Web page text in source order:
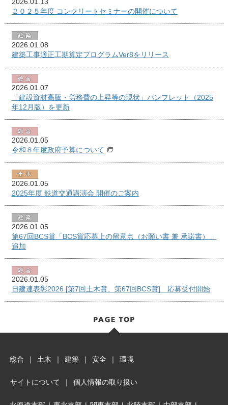
２０２５年度 コンクリートセミナーの開催について
2026.01.08
建築工事適正工期算定プログラムVer8をリリース
2026.01.07
「建設資材高騰・労務費の上昇等の現状」パンフレット（2025
年12月版）を更新
2026.01.05
令和８年度政府予算について
2026.01.05
2025年度 鉄道交通講演会 開催のご案内
2026.01.05
第67回BCS賞「BCS賞応募上の留意点（お願い書 兼 承諾書）」
追加
2026.01.05
日建連表彰2026 [第7回土木賞、第67回BCS賞] 応募受付開始
総合 ｜ 土木 ｜ 建築 ｜ 安全 ｜ 環境
サイトについて ｜ 個人情報の取り扱い